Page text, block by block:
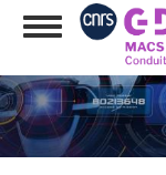
Aller
principal
Toggle